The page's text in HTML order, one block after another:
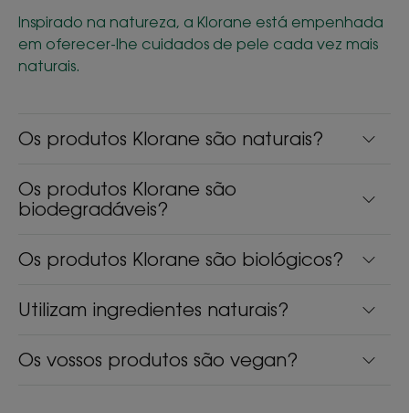
Inspirado na natureza, a Klorane está empenhada
em oferecer-lhe cuidados de pele cada vez mais
naturais.
Os produtos Klorane são naturais?
Os produtos Klorane são
biodegradáveis?
Os produtos Klorane são biológicos?
Utilizam ingredientes naturais?
Os vossos produtos são vegan?